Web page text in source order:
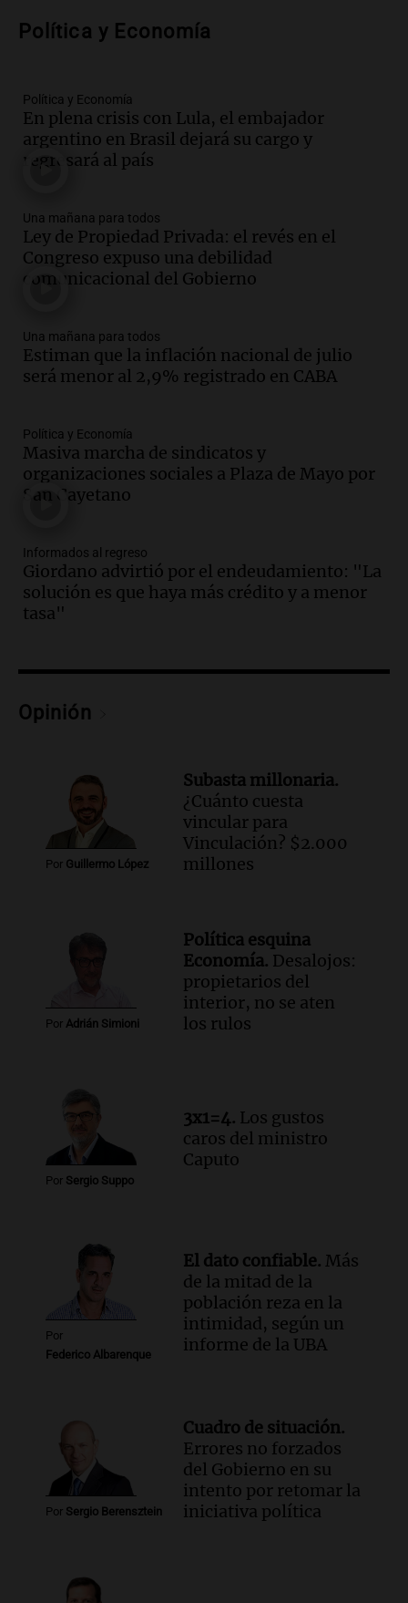
metros del río Suquía y retiraron hasta
Episodios
Audio.La historia de la servilleta que
firmó Jorge Messi para el primer
contrato de Leo con Barcelona
Audio.Joan Gaspart: "Sin Jorge, no sé si
Messi hubiera llegado adonde llegó"
Una mañana para todos
Audio.El orgullo y el sueño argentino de
Jorge Messi en una entrevista con Rony
Vargas en 2007
Audio.El abuelo de Agostina Vega, tras
las nuevas detenciones: "En esa casa
todos tenían algo que ver"
Audio.Una nutricionista derribó el mito
del desayuno ideal: qué alimentos
conviene priorizar
Audio.
Mateo, a los 25 años, lucha
contra el tiempo: necesita un trasplante
para poder seguir viviend
Una mañana para todos
Episodios
Una mañana para todos
Episodios
Altas Cumbres: rescataron a una
cabra que llevaba ocho días atrapada en
Audio.
Chile planteó mejorar la
conectividad fronteriza, aérea y digital
con Jujuy
Panorama Federal
Episodios
Política y Economía
Política y Economía
En plena crisis con Lula, el embajador
argentino en Brasil dejará su cargo y
regresará al país
Una mañana para todos
Ley de Propiedad Privada: el revés en el
Congreso expuso una debilidad
comunicacional del Gobierno
Una mañana para todos
Estiman que la inflación nacional de julio
será menor al 2,9% registrado en CABA
Política y Economía
Masiva marcha de sindicatos y
organizaciones sociales a Plaza de Mayo por
San Cayetano
Informados al regreso
Giordano advirtió por el endeudamiento: "La
solución es que haya más crédito y a menor
tasa"
Opinión
Por Guillermo López
Subasta millonaria.
¿Cuánto cuesta
vincular para
Vinculación? $2.000
millones
Por Adrián Simioni
Política esquina
Economía. Desalojos:
propietarios del
interior, no se aten
los rulos
Por Sergio Suppo
3x1=4. Los gustos
caros del ministro
Caputo
Por
Federico Albarenque
El dato confiable. Más
de la mitad de la
población reza en la
intimidad, según un
informe de la UBA
Por Sergio Berensztein
Cuadro de situación.
Errores no forzados
del Gobierno en su
intento por retomar la
iniciativa política